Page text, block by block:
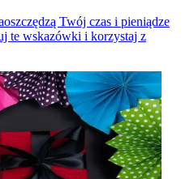
Twój czas i pieniądze
te wskazówki i korzystaj z